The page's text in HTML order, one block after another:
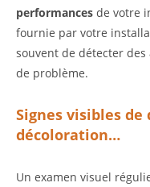
performances de votre
fournie par votre
souvent de détecter des
de problème.
Signes visibles de
décoloration…
Un examen visuel